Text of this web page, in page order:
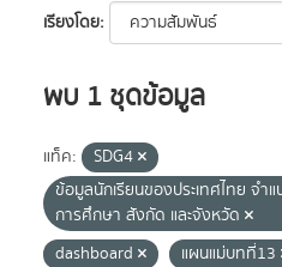
เรียงโดย
พบ 1 ชุดข้อมูล
แท็ค:
SDG4
ข้อมูลนักเรียนของประเทศไทย จ
การศึกษา สังกัด และจังหวัด
dashboard
แผนแม่บทที่13